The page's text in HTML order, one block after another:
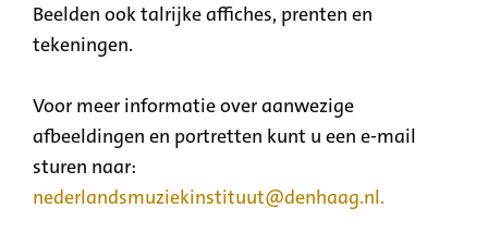
Beelden ook talrijke affiches, prenten en
tekeningen.
Voor meer informatie over aanwezige
afbeeldingen en portretten kunt u een e-mail
sturen naar:
nederlandsmuziekinstituut@denhaag.nl.